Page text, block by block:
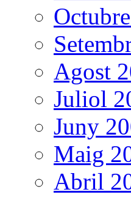
Agost
Juliol
Juny
Maig
Abril